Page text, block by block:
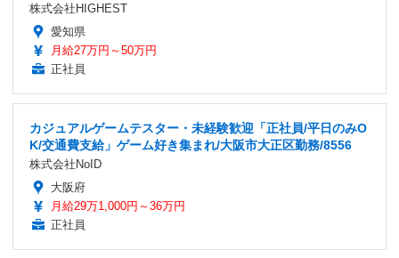
株式会社HIGHEST
愛知県
月給27万円～50万円
正社員
カジュアルゲームテスター・未経験歓迎「正社員/平日のみO
K/交通費支給」ゲーム好き集まれ/大阪市大正区勤務/8556
株式会社NoID
大阪府
月給29万1,000円～36万円
正社員